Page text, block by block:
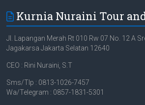
Kurnia Nuraini Tour
Jl. Lapangan Merah Rt 010 Rw 07 No. 12 A
Jagakarsa Jakarta Selatan 12640
CEO : Rini Nuraini, S.T
Sms/Tlp : 0813-1026-7457
Wa/Telegram : 0857-1831-5301